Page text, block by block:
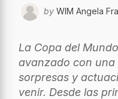
by WIM Angela
La Copa del
avanzado con una
sorpresas y
venir. Desde las